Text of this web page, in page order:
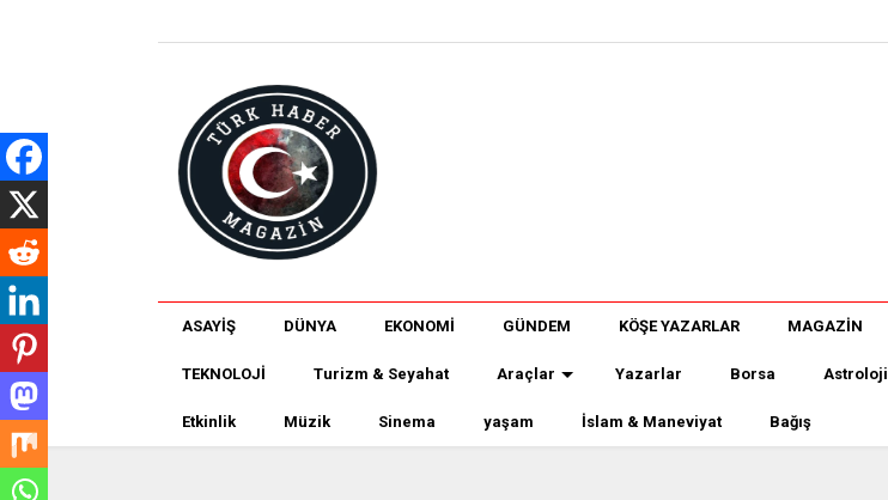
ASAYİŞ DÜNYA EKONOMİ GÜNDEM KÖŞE YAZARLAR MAGAZİN
TEKNOLOJİ Turizm & Seyahat Araçlar Yazarlar Borsa Astroloji
Etkinlik Müzik Sinema yaşam İslam & Maneviyat Bağış